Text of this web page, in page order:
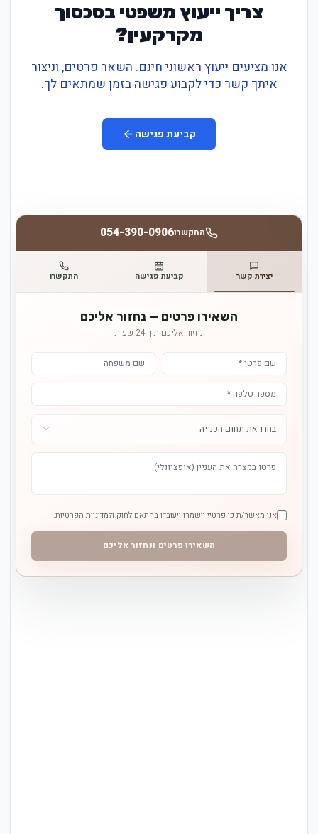
צריך ייעוץ משפטי בסכסוך
מקרקעין?
אנו מציעים ייעוץ ראשוני חינם. השאר פרטים, וניצור
איתך קשר כדי לקבוע פגישה בזמן שמתאים לך.
קביעת פגישה
התקשרו054-390-0906
יצירת קשר קביעת פגישה התקשרו
השאירו פרטים — נחזור אליכם
נחזור אליכם תוך 24 שעות
אני מאשר/ת כי פרטיי יישמרו ויעובדו בהתאם לחוק ולמדיניות הפרטיות.
השאירו פרטים ונחזור אליכם